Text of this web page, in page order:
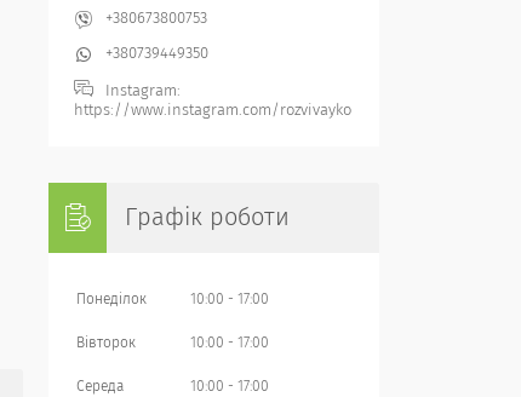
+380673800753
+380739449350
Instagram
https://www.instagram.com/rozvivayko
Графік роботи
Понеділок 10:00 17:00
Вівторок 10:00 17:00
Середа 10:00 17:00